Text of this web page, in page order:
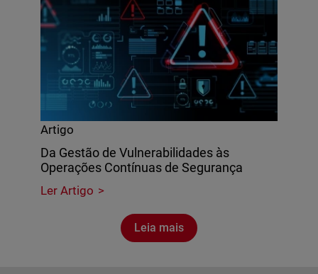
Artigo
Da Gestão de Vulnerabilidades às
Operações Contínuas de Segurança
Ler Artigo
Leia mais